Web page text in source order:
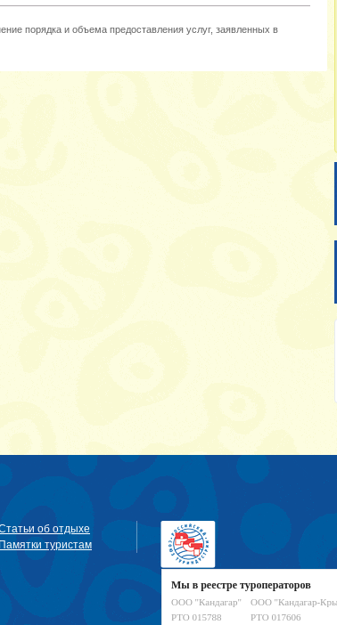
порядка и объема предоставления услуг, заявленных в
об отдыхе
Памятки туристам